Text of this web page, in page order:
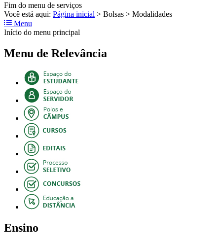
Fim do menu de serviços
Você está aqui: Página inicial > Bolsas > Modalidades
Menu
Início do menu principal
Menu de Relevância
Ensino